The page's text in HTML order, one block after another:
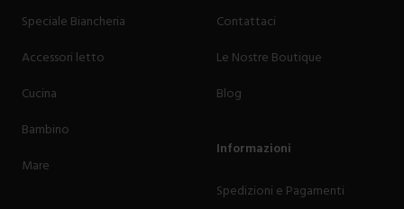
Speciale Biancheria
Accessori letto
Cucina
Bambino
Mare
Contattaci
Le Nostre Boutique
Blog
Informazioni
Spedizioni e Pagamenti